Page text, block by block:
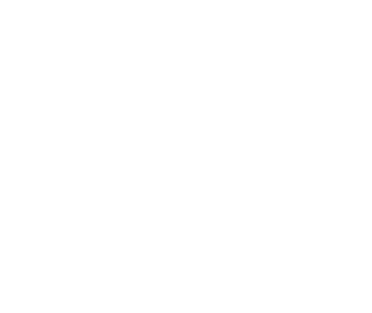
păstrat pentru viitor. Pentru rezultate optime,